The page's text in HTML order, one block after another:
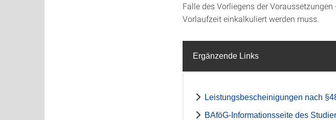
Falle des Vorliegens der
Vorlaufzeit einkalkuliert werden muss.
Ergänzende Links
Leistungsbescheinigungen nach
BAföG-Informationsseite des